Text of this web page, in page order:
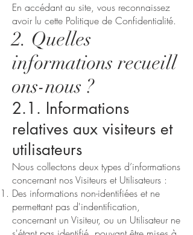
En accédant au site, vous reconnaissez
avoir lu cette Politique de Confidentialité.
2. Quelles
informations recueill
ons-nous ?
2.1. Informations
relatives aux visiteurs et
utilisateurs
Nous collectons deux types d’informations
concernant nos Visiteurs et Utilisateurs :
Des informations non-identifiées et ne
permettant pas d'indentification,
concernant un Visiteur, ou un Utilisateur ne